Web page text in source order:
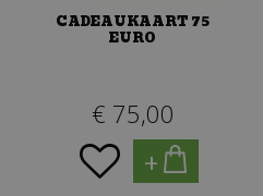
CADEAUKAART 75
EURO
€ 75,00
+